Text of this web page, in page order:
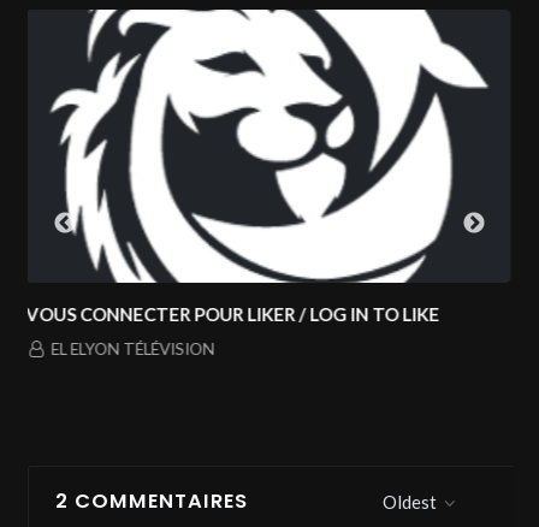
IN TO LIKE
NOUVEAU PROGRAMME SUR EL
2 COMMENTAIRES Oldest